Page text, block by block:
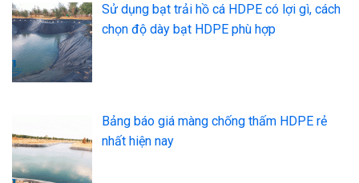
Sử dụng bạt trải hồ cá HDPE có lợi gì, cách
chọn độ dày bạt HDPE phù hợp
Bảng báo giá màng chống thấm HDPE rẻ
nhất hiện nay